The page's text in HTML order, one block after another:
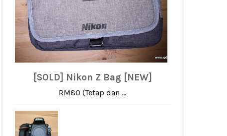
[SOLD] Nikon Z Bag [NEW]
RM80 (Tetap dan ...